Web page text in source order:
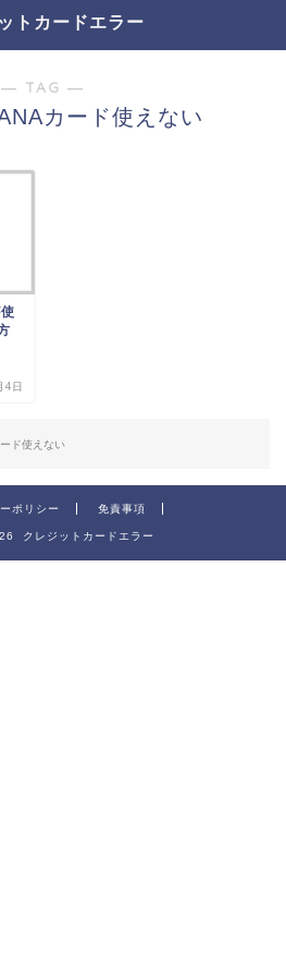
トカードエラー
― TAG ―
カード使えない
4日
ド使えない
ポリシー 免責事項
クレジットカードエラー